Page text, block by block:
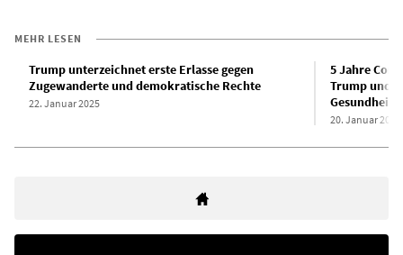
MEHR LESEN
Trump unterzeichnet erste Erlasse gegen
Zugewanderte und demokratische Rechte
22. Januar 2025
5 Jahre
Trump und
Gesundheit
20. Januar 2025